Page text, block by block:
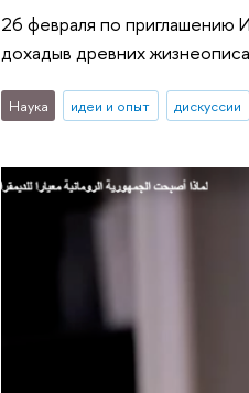
26 февраля по приглашению
дохадыв древних
Наука идеи и опыт дискуссии